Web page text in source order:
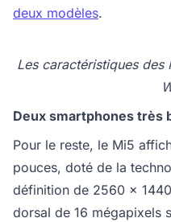
deux modèles.
Les caractéristiques des
Deux smartphones très
Pour le reste, le Mi5
pouces, doté de la
définition de 2560 x
dorsal de 16 mégapixels